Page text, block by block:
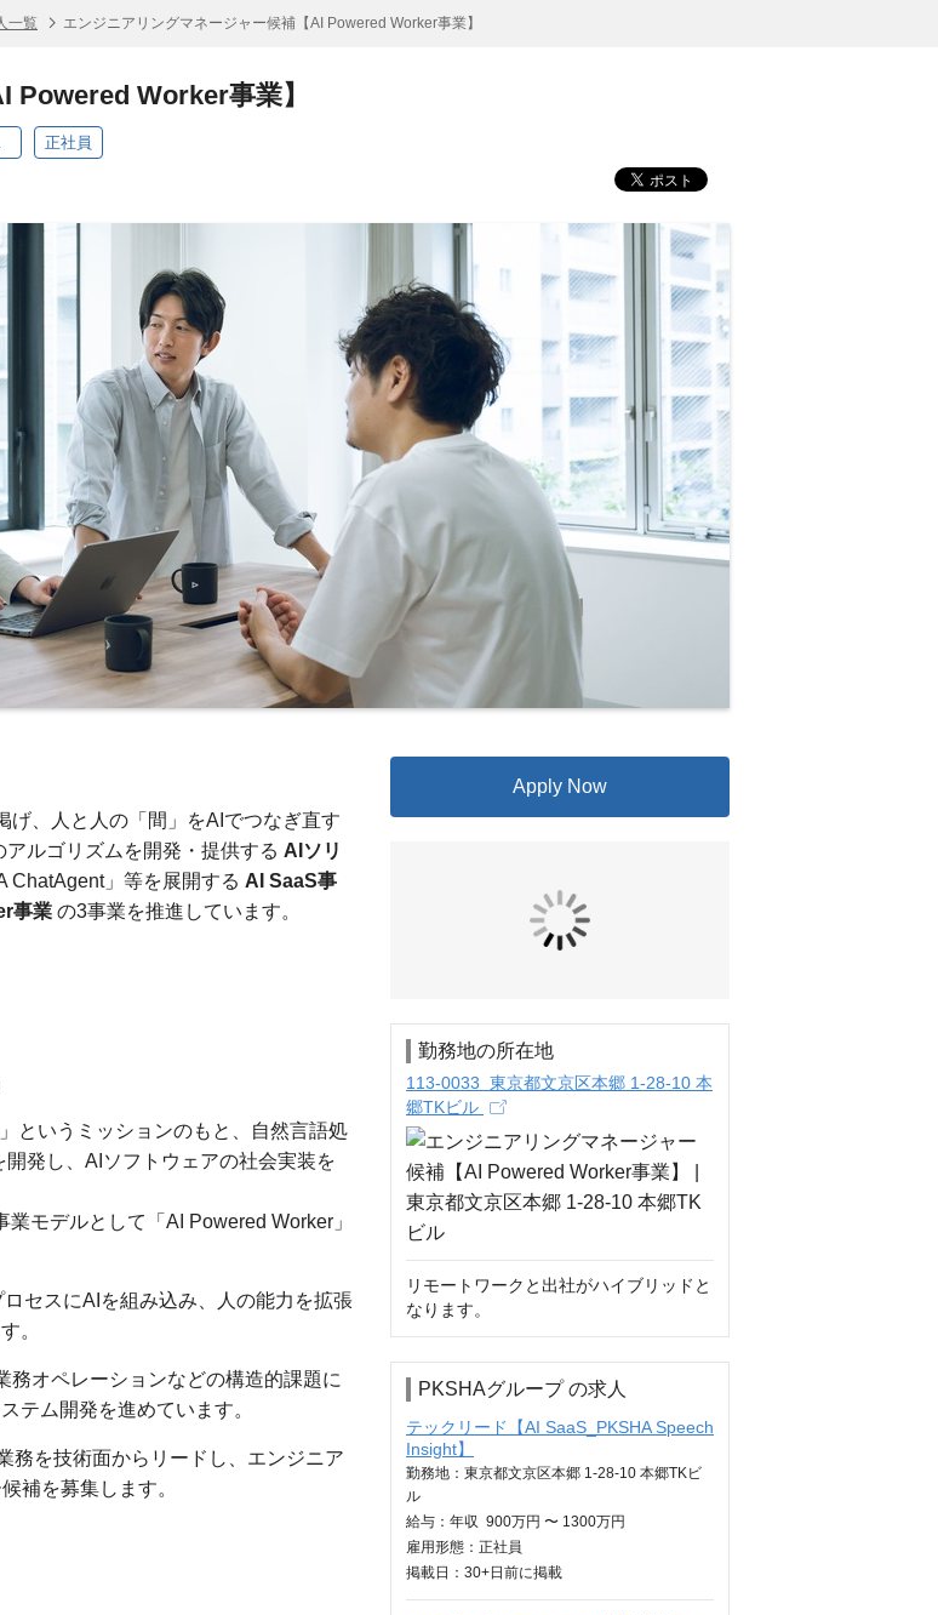
一覧 エンジニアリングマネージャー候補【AI Powered Worker事業】
Worker事業】
事業】 正社員
げ、人と人の「間」をAIでつなぎ直す
ルゴリズムを開発・提供する AIソリ
ChatAgent」等を展開する AI SaaS事
事業 の3事業を推進しています。
というミッションのもと、自然言語処
発し、AIソフトウェアの社会実装を
モデルとして「AI Powered Worker」
セスにAIを組み込み、人の能力を拡張
。
オペレーションなどの構造的課題に
テム開発を進めています。
務を技術面からリードし、エンジニア
補を募集します。
Apply Now
勤務地の所在地
113-0033 東京都文京区本郷 1-28-10 本
郷TKビル
リモートワークと出社がハイブリッドと
なります。
PKSHAグループ の求人
テックリード【AI SaaS_PKSHA Speech
Insight】
勤務地：東京都文京区本郷 1-28-10 本郷TKビ
ル
給与： 年収 900万円 〜 1300万円
雇用形態：正社員
掲載日： 30+日 前に掲載